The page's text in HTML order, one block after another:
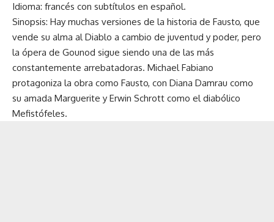
Idioma: francés con subtítulos en español.
Sinopsis: Hay muchas versiones de la historia de Fausto, que
vende su alma al Diablo a cambio de juventud y poder, pero
la ópera de Gounod sigue siendo una de las más
constantemente arrebatadoras. Michael Fabiano
protagoniza la obra como Fausto, con Diana Damrau como
su amada Marguerite y Erwin Schrott como el diabólico
Mefistófeles.